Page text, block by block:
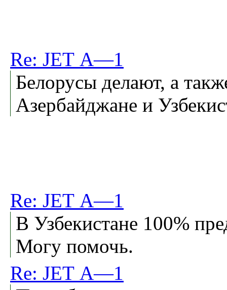
Re: JЕТ А—1
Белорусы делают, а
Азербайджане и
Re: JЕТ А—1
В Узбекистане 100%
Могу помочь.
Re: JЕТ А—1